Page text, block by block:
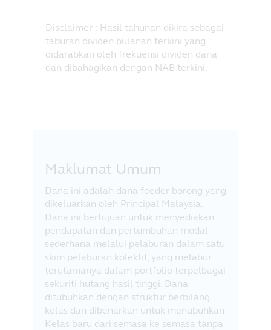
Disclaimer : Hasil tahunan dikira sebagai
taburan dividen bulanan terkini yang
didarabkan oleh frekuensi dividen dana
dan dibahagikan dengan NAB terkini.
Maklumat Umum
Dana ini adalah dana feeder borong yang
dikeluarkan oleh Principal Malaysia.
Dana ini bertujuan untuk menyediakan
pendapatan dan pertumbuhan modal
sederhana melalui pelaburan dalam satu
skim pelaburan kolektif, yang melabur
terutamanya dalam portfolio terpelbagai
sekuriti hutang hasil tinggi. Dana
ditubuhkan dengan struktur berbilang
kelas dan dibenarkan untuk menubuhkan
Kelas baru dari semasa ke semasa tanpa